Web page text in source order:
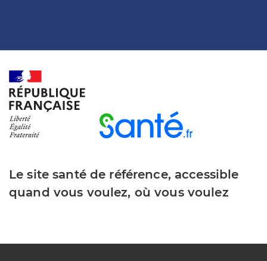
Le site santé de référence, accessible
quand vous voulez, où vous voulez